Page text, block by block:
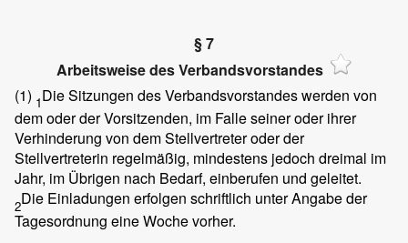
§ 7
Arbeitsweise des Verbandsvorstandes
(1) 1Die Sitzungen des Verbandsvorstandes werden von
dem oder der Vorsitzenden, im Falle seiner oder ihrer
Verhinderung von dem Stellvertreter oder der
Stellvertreterin regelmäßig, mindestens jedoch dreimal im
Jahr, im Übrigen nach Bedarf, einberufen und geleitet.
2Die Einladungen erfolgen schriftlich unter Angabe der
Tagesordnung eine Woche vorher.